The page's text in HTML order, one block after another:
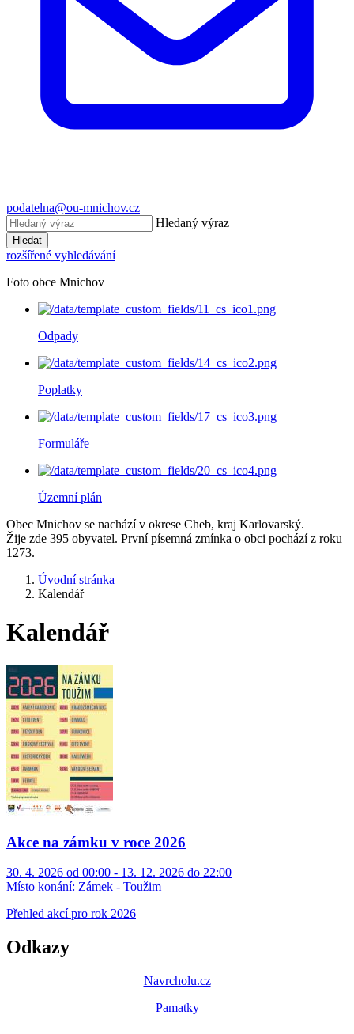
podatelna@ou-mnichov.cz
Hledaný výraz
Hledat
rozšířené vyhledávání
Foto obce Mnichov
Odpady
Poplatky
Formuláře
Územní plán
Obec Mnichov se nachází v okrese Cheb, kraj Karlovarský.
Žije zde 395 obyvatel. První písemná zmínka o obci pochází z roku
1273.
Úvodní stránka
Kalendář
Kalendář
Akce na zámku v roce 2026
30. 4. 2026 od 00:00 - 13. 12. 2026 do 22:00
Místo konání: Zámek - Toužim
Přehled akcí pro rok 2026
Odkazy
Navrcholu.cz
Pamatky